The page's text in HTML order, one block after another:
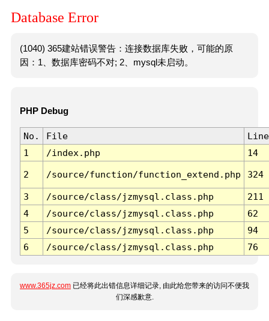
Database Error
(1040) 365建站错误警告：连接数据库失败，可能的原
因：1、数据库密码不对; 2、mysql未启动。
PHP Debug
No. File
Line
1
/index.php 14
2 /source/function/function_extend.php 324
3 /source/class/jzmysql.class.php
211
4
/source/class/jzmysql.class.php
62
5
/source/class/jzmysql.class.php
94
6
/source/class/jzmysql.class.php 76
www.365jz.com 已经将此出错信息详细记录, 由此给您带来的访问不便我
们深感歉意.